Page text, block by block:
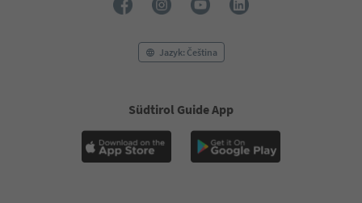
Jazyk: Čeština
Südtirol Guide App